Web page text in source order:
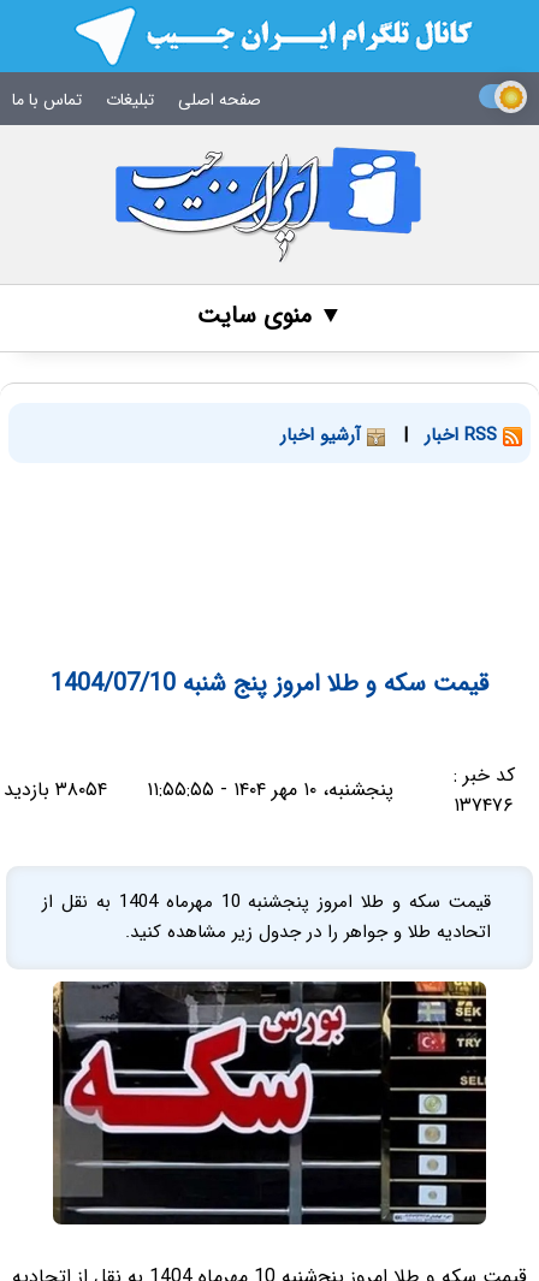
صفحه اصلی تبلیغات تماس با ما
▼ منوی سایت
| آرشیو اخبار
قیمت سکه و طلا امروز پنج شنبه 1404/07/10
کد خبر :
۱۳۷۴۷۶
پنجشنبه، ۱۰ مهر ۱۴۰۴ - ۱۱:۵۵:۵۵ ۳۸۰۵۴ بازدید
قیمت سکه و طلا امروز پنجشنبه 10 مهرماه 1404 به نقل از
اتحادیه طلا و جواهر را در جدول زیر مشاهده کنید.